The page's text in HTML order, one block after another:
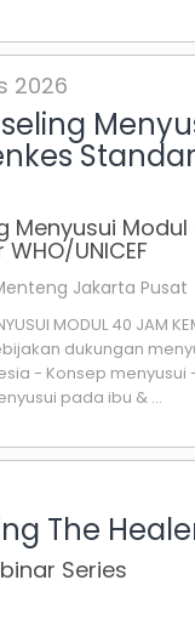
2026
Standar
Menyusui
UNICEF
Jakarta Pusat
MODUL 40 JAM
dukungan
- Konsep menyusui
pada ibu & ...
The
Series